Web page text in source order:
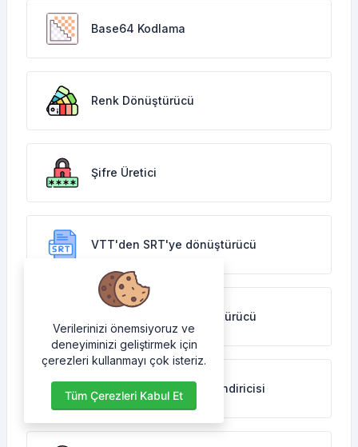
Base64 Kodlama
Renk Dönüştürücü
Şifre Üretici
VTT'den SRT'ye dönüştürücü
SRT'den VTT'ye dönüştürücü
YouTube Küçük Resim İndiricisi
Verilerinizi önemsiyoruz ve
deneyiminizi geliştirmek için
çerezleri kullanmayı çok isteriz.
Tüm Çerezleri Kabul Et